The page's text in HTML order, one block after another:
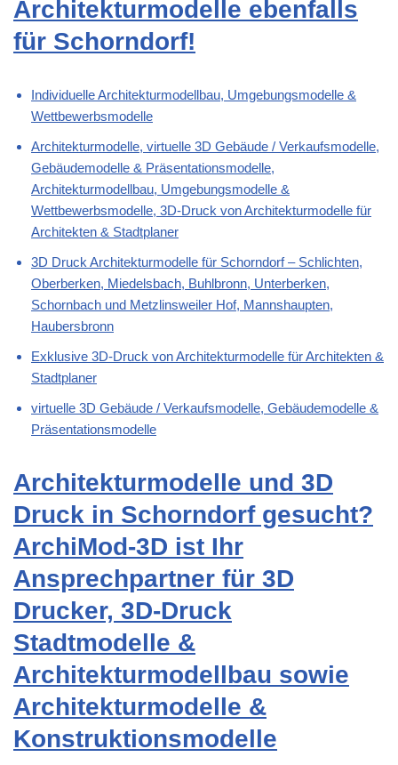
Architekturmodelle ebenfalls
für Schorndorf!
Individuelle Architekturmodellbau, Umgebungsmodelle &
Wettbewerbsmodelle
Architekturmodelle, virtuelle 3D Gebäude / Verkaufsmodelle,
Gebäudemodelle & Präsentationsmodelle,
Architekturmodellbau, Umgebungsmodelle &
Wettbewerbsmodelle, 3D-Druck von Architekturmodelle für
Architekten & Stadtplaner
3D Druck Architekturmodelle für Schorndorf – Schlichten,
Oberberken, Miedelsbach, Buhlbronn, Unterberken,
Schornbach und Metzlinsweiler Hof, Mannshaupten,
Haubersbronn
Exklusive 3D-Druck von Architekturmodelle für Architekten &
Stadtplaner
virtuelle 3D Gebäude / Verkaufsmodelle, Gebäudemodelle &
Präsentationsmodelle
Architekturmodelle und 3D
Druck in Schorndorf gesucht?
ArchiMod-3D ist Ihr
Ansprechpartner für 3D
Drucker, 3D-Druck
Stadtmodelle &
Architekturmodellbau sowie
Architekturmodelle &
Konstruktionsmodelle